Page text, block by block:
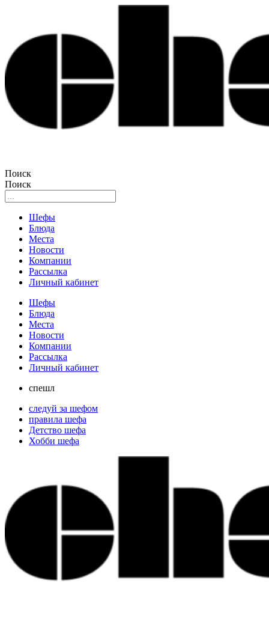
Поиск
Поиск
Шефы
Блюда
Места
Новости
Компании
Рассылка
Личный кабинет
Шефы
Блюда
Места
Новости
Компании
Рассылка
Личный кабинет
спешл
следуй за шефом
правила шефа
Детство шефа
Хобби шефа